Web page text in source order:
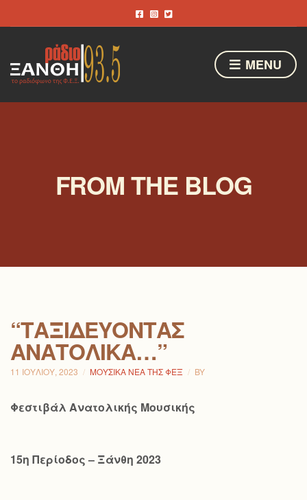
MENU
FROM THE BLOG
“ΤΑΞΙΔΕΎΟΝΤΑΣ
ΑΝΑΤΟΛΙΚΆ…”
11 ΙΟΥΛΊΟΥ, 2023 ΜΟΥΣΙΚΆ ΝΈΑ ΤΗΣ ΦΕΞ BY
Φεστιβάλ Ανατολικής Μουσικής
15η Περίοδος – Ξάνθη 2023